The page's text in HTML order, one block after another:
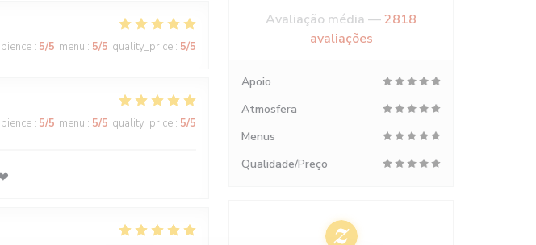
: 5/5 menu : 5/5 quality_price : 5/5
: 5/5 menu : 5/5 quality_price : 5/5
Avaliação média —2818
avaliações
Apoio
Atmosfera
Menus
Qualidade/Preço